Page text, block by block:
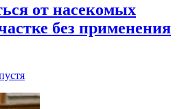
от насекомых
без применения